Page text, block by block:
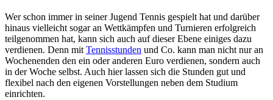
Wer schon immer in seiner Jugend Tennis gespielt hat und darüber
hinaus vielleicht sogar an Wettkämpfen und Turnieren erfolgreich
teilgenommen hat, kann sich auch auf dieser Ebene einiges dazu
verdienen. Denn mit Tennisstunden und Co. kann man nicht nur an
Wochenenden den ein oder anderen Euro verdienen, sondern auch
in der Woche selbst. Auch hier lassen sich die Stunden gut und
flexibel nach den eigenen Vorstellungen neben dem Studium
einrichten.